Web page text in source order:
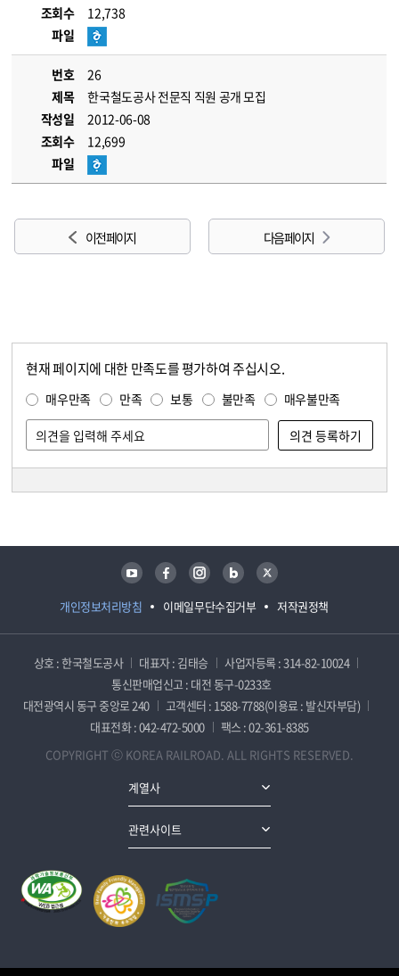
조회수
12,738
파일
번호
26
제목
한국철도공사 전문직 직원 공개 모집
작성일
2012-06-08
조회수
12,699
파일
이전 페이지 다음 페이지
현재 페이지에 대한 만족도를 평가하여 주십시오.
매우만족 만족 보통 불만족 매우불만족
개인정보처리방침 이메일무단수집거부 저작권정책
유튜브 페이스북 인스타그램 블로그 트위터
상호 : 한국철도공사 대표자 : 김태승
사업자등록 : 314-82-10024
통신판매업신고 : 대전 동구-0233호
대전광역시 동구 중앙로 240
고객센터 : 1588-7788(이용료 : 발신자부담)
대표전화 : 042-472-5000
팩스 : 02-361-8385
COPYRIGHT ⓒ KOREA RAILROAD. ALL RIGHTS RESERVED.
계열사
관련사이트